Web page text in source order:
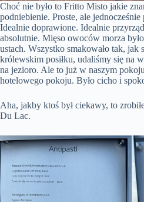
Choć nie było to Fritto Misto jakie
podniebienie. Proste, ale
Idealnie doprawione. Idealnie
absolutnie. Mięso owoców morza
ustach. Wszystko smakowało tak,
królewskim posiłku, udaliśmy się na
na jezioro. Ale to już w naszym
hotelowego pokoju. Było cicho i
Aha, jakby ktoś był ciekawy, to
Du Lac.